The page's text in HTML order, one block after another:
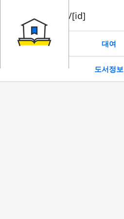
book/rent/[id]
대여
도서정보